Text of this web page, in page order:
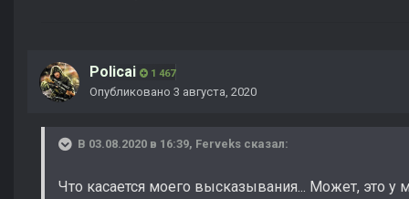
Policai 1 467
Опубликовано 3 августа, 2020
В 03.08.2020 в 16:39, Ferveks сказал:
Что касается моего высказывания... Может, это